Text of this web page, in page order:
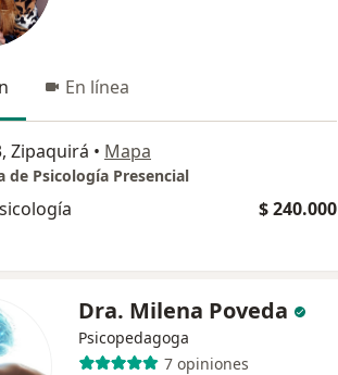
En línea
Zipaquirá • Mapa
de Psicología Presencial
$ 240.000
Dra. Milena Poveda
Psicopedagoga
7 opiniones